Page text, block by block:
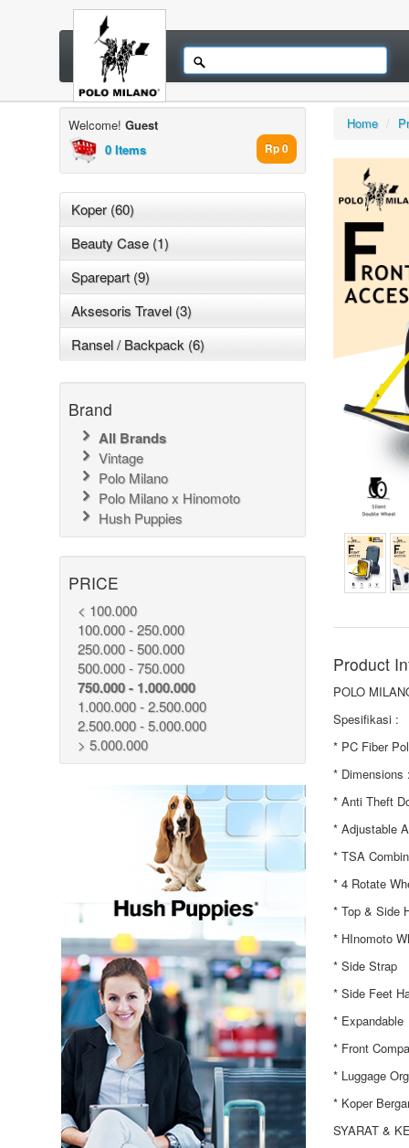
Welcome! Guest
0 Items
Rp 0
Koper (60)
Beauty Case (1)
Sparepart (9)
Aksesoris Travel (3)
Ransel / Backpack (6)
Brand
All Brands
Vintage
Polo Milano
Polo Milano x Hinomoto
Hush Puppies
PRICE
< 100.000
100.000 - 250.000
250.000 - 500.000
500.000 - 750.000
750.000 - 1.000.000
1.000.000 - 2.500.000
2.500.000 - 5.000.000
> 5.000.000
Home /
Product
POLO
Spesifikasi :
* PC Fiber
* Dimensions
* Anti Theft
* Adjustable
* TSA
* 4 Rotate
* Top & Side
* HInomoto
* Side Strap
* Side Feet
* Expandable
* Front
* Luggage
* Koper
SYARAT &